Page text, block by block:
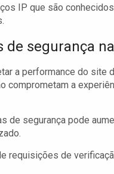
IP que são
de segurança
a performance do site
comprometam a
de segurança pode
requisições de